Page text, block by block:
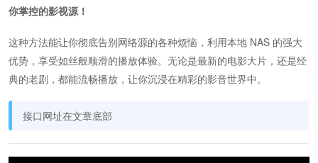
你掌控的影视源！
这种方法能让你彻底告别网络源的各种烦恼，利用本地 NAS 的强大
优势，享受如丝般顺滑的播放体验。无论是最新的电影大片，还是经
典的老剧，都能流畅播放，让你沉浸在精彩的影音世界中。
接口网址在文章底部